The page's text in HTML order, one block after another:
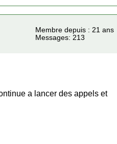
Membre depuis : 21 ans
Messages: 213
a lancer des appels et